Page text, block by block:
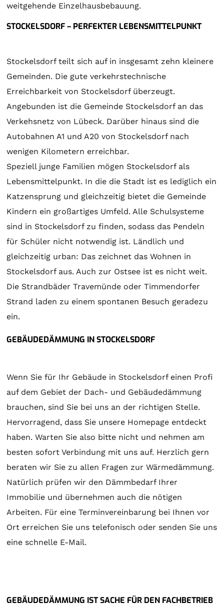
weitgehende Einzelhausbebauung.
STOCKELSDORF – PERFEKTER LEBENSMITTELPUNKT
Stockelsdorf teilt sich auf in insgesamt zehn kleinere
Gemeinden. Die gute verkehrstechnische
Erreichbarkeit von Stockelsdorf überzeugt.
Angebunden ist die Gemeinde Stockelsdorf an das
Verkehsnetz von Lübeck. Darüber hinaus sind die
Autobahnen A1 und A20 von Stockelsdorf nach
wenigen Kilometern erreichbar.
Speziell junge Familien mögen Stockelsdorf als
Lebensmittelpunkt. In die die Stadt ist es lediglich ein
Katzensprung und gleichzeitig bietet die Gemeinde
Kindern ein großartiges Umfeld. Alle Schulsysteme
sind in Stockelsdorf zu finden, sodass das Pendeln
für Schüler nicht notwendig ist. Ländlich und
gleichzeitig urban: Das zeichnet das Wohnen in
Stockelsdorf aus. Auch zur Ostsee ist es nicht weit.
Die Strandbäder Travemünde oder Timmendorfer
Strand laden zu einem spontanen Besuch geradezu
ein.
GEBÄUDEDÄMMUNG IN STOCKELSDORF
Wenn Sie für Ihr Gebäude in Stockelsdorf einen Profi
auf dem Gebiet der Dach- und Gebäudedämmung
brauchen, sind Sie bei uns an der richtigen Stelle.
Hervorragend, dass Sie unsere Homepage entdeckt
haben. Warten Sie also bitte nicht und nehmen am
besten sofort Verbindung mit uns auf. Herzlich gern
beraten wir Sie zu allen Fragen zur Wärmedämmung.
Natürlich prüfen wir den Dämmbedarf Ihrer
Immobilie und übernehmen auch die nötigen
Arbeiten. Für eine Terminvereinbarung bei Ihnen vor
Ort erreichen Sie uns telefonisch oder senden Sie uns
eine schnelle E-Mail.
GEBÄUDEDÄMMUNG IST SACHE FÜR DEN FACHBETRIEB